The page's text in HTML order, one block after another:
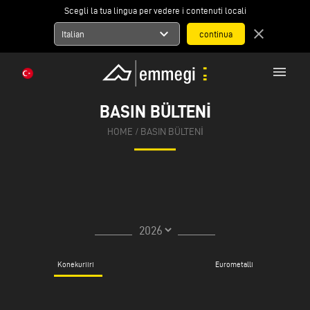
Scegli la tua lingua per vedere i contenuti locali
Italian expand_more close
menu
BASIN BÜLTENI
HOME / BASIN BÜLTENI
Konekuriiri Eurometalli